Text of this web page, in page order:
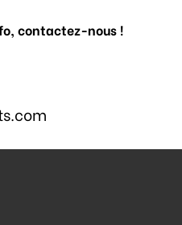
contactez-nous !